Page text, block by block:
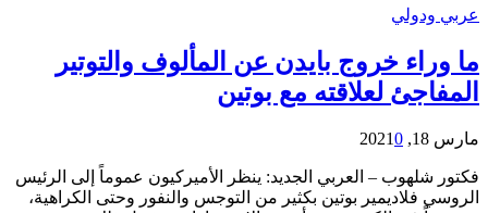
عربي ودولي
ما وراء خروج بايدن عن المألوف والتوتير
المفاجئ لعلاقته مع بوتين
مارس 18, 2021 0
فكتور شلهوب – العربي الجديد: ينظر الأميركيون عموماً إلى الرئيس
الروسي فلاديمير بوتين بكثير من التوجس والنفور وحتى الكراهية،